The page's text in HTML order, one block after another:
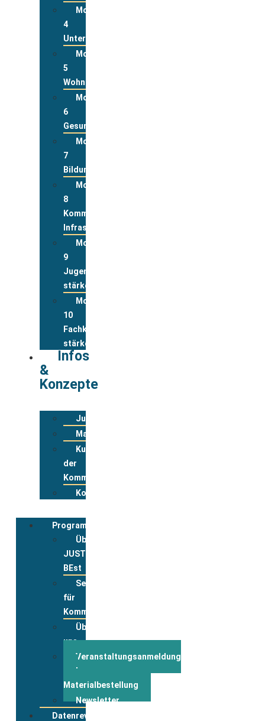
Modul
4
Unterstützungsleistungen
Modul
5
Wohnen
Modul
6
Gesundheit
Modul
7
Bildung
Modul
8
Kommunale
Infrastrukturen
Modul
9
Jugend
stärken
Modul
10
Fachkräfte
stärken
Infos
&
Konzepte
Jugendwohnkonzepte
Materialpool
Kurzportraits
der
Kommunen
Kontakt
Programmbegleitung
Über
JUST
BEst
Service
für
Kommunen
Über
uns
Veranstaltungsanmeldung
und
Materialbestellung
Newsletter
Datenreview